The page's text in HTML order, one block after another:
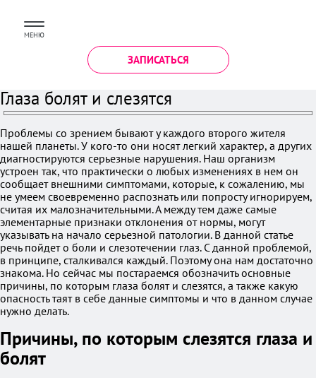
МЕНЮ
ЗАПИСАТЬСЯ
Глаза болят и слезятся
Проблемы со зрением бывают у каждого второго жителя
нашей планеты. У кого-то они носят легкий характер, а других
диагностируются серьезные нарушения. Наш организм
устроен так, что практически о любых изменениях в нем он
сообщает внешними симптомами, которые, к сожалению, мы
не умеем своевременно распознать или попросту игнорируем,
считая их малозначительными. А между тем даже самые
элементарные признаки отклонения от нормы, могут
указывать на начало серьезной патологии. В данной статье
речь пойдет о боли и слезотечении глаз. С данной проблемой,
в принципе, сталкивался каждый. Поэтому она нам достаточно
знакома. Но сейчас мы постараемся обозначить основные
причины, по которым глаза болят и слезятся, а также какую
опасность таят в себе данные симптомы и что в данном случае
нужно делать.
Причины, по которым слезятся глаза и
болят